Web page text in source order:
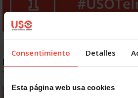
Consentimiento Detalles
Esta página web usa cookies
NOTICIAS MÁS LEÍDAS
Se actualizan las patologías para